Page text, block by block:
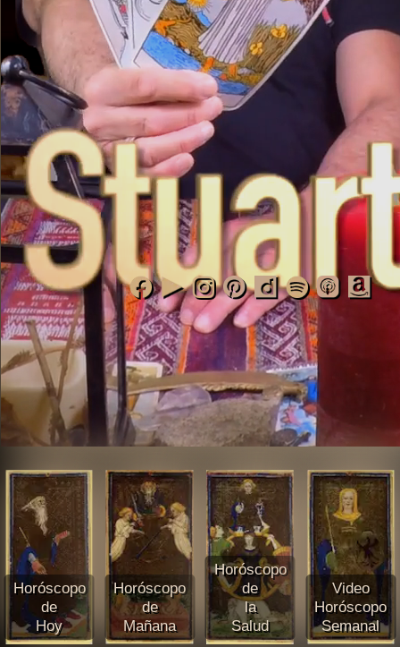
Horóscopo
de
Hoy
Horóscopo
de
Mañana
Horóscopo
de
la
Salud
Video
Horóscopo
Semanal